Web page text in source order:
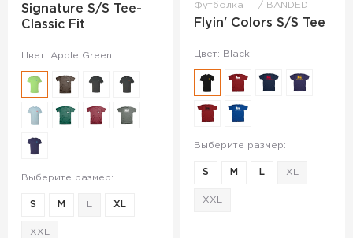
Signature S/S Tee-
Classic Fit
Цвет: Apple Green
Выберите размер:
S M XL
XXL
Футболка BANDED
Flyin' Colors S/S Tee
Цвет: Black
Выберите размер:
S M L XL
XXL